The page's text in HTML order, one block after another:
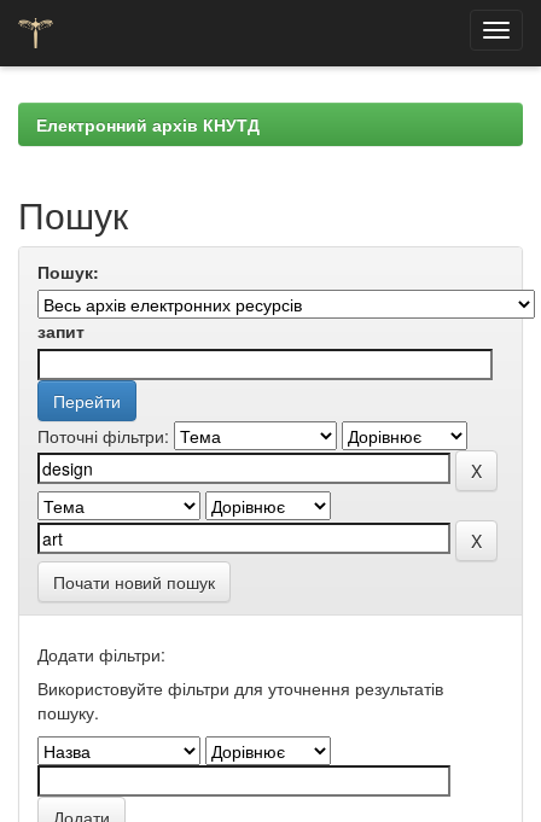
navigationЕлектронний архів КНУТД
Пошук
Пошук:
запит
Поточні фільтри:
Почати новий пошук
Додати фільтри:
Використовуйте фільтри для уточнення результатів
пошуку.